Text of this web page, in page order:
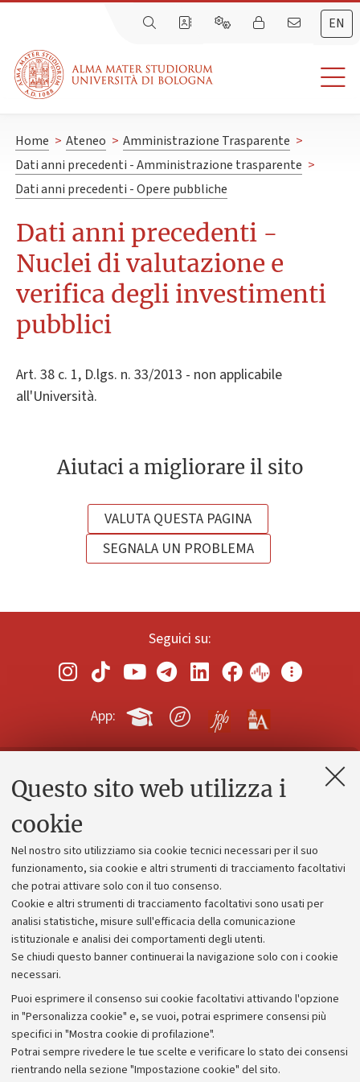
Questo sito web utilizza i
cookie
Nel nostro sito utilizziamo sia cookie tecnici necessari per il suo
funzionamento, sia cookie e altri strumenti di tracciamento facoltativi
che potrai attivare solo con il tuo consenso.
Cookie e altri strumenti di tracciamento facoltativi sono usati per
analisi statistiche, misure sull'efficacia della comunicazione
istituzionale e analisi dei comportamenti degli utenti.
Se chiudi questo banner continuerai la navigazione solo con i cookie
necessari.
Puoi esprimere il consenso sui cookie facoltativi attivando l'opzione
in "Personalizza cookie" e, se vuoi, potrai esprimere consensi più
specifici in "Mostra cookie di profilazione".
Potrai sempre rivedere le tue scelte e verificare lo stato dei consensi
rientrando nella sezione "Impostazione cookie" del sito.
EN
Home > Ateneo > Amministrazione Trasparente >
Dati anni precedenti - Amministrazione trasparente >
Dati anni precedenti - Opere pubbliche
Dati anni precedenti -
Nuclei di valutazione e
verifica degli investimenti
pubblici
Art. 38 c. 1, D.lgs. n. 33/2013 - non applicabile
all'Università.
Aiutaci a migliorare il sito
VALUTA QUESTA PAGINA
SEGNALA UN PROBLEMA
Seguici su:
App:
Contatti e PEC
Alumni community
Piano strategico
Bilanci
Donazioni e 5x1000
Bandi, gare e concorsi
Albo online
Amministrazione trasparente
Atti di notifica